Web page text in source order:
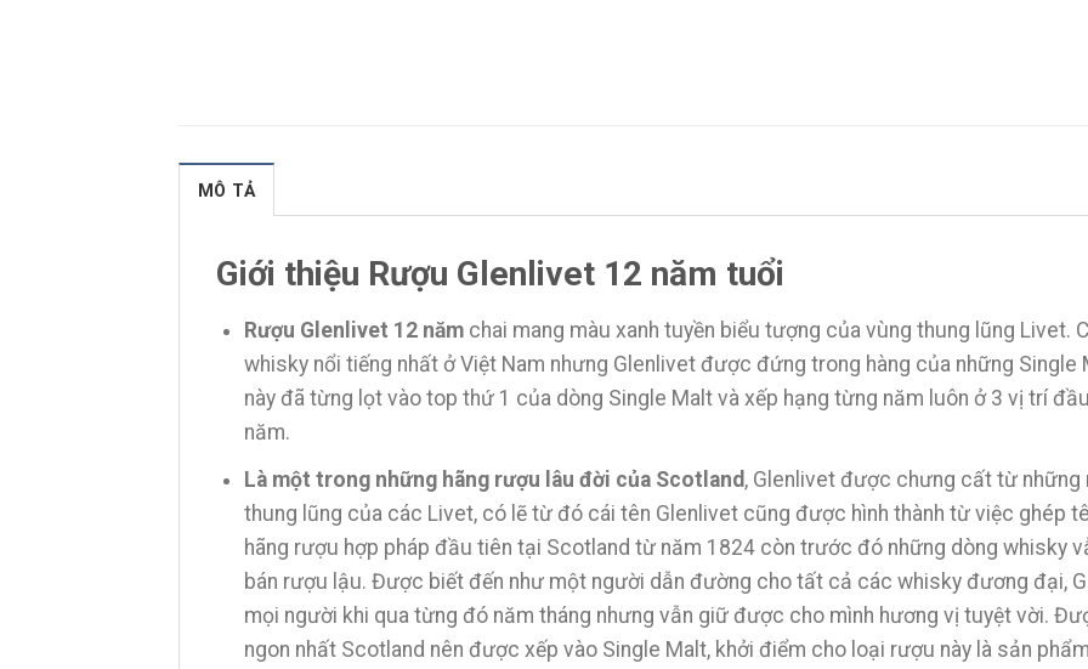
MÔ TẢ
Giới thiệu Rượu Glenlivet 12 năm tuổi
Rượu Glenlivet 12 nămchai mang màu xanh tuyền biểu tượng của vùng thung lũng Livet.
whisky nổi tiếng nhất ở Việt Nam nhưng Glenlivet được đứng trong hàng của những Single
này đã từng lọt vào top thứ 1 của dòng Single Malt và xếp hạng từng năm luôn ở 3 vị trí
năm.
Là một trong những hãng rượu lâu đời của Scotland , Glenlivet được chưng cất từ
thung lũng của các Livet, có lẽ từ đó cái tên Glenlivet cũng được hình thành từ việc ghép
hãng rượu hợp pháp đầu tiên tại Scotland từ năm 1824 còn trước đó những dòng whisky
bán rượu lậu. Được biết đến như một người dẫn đường cho tất cả các whisky đương đại,
mọi người khi qua từng đó năm tháng nhưng vẫn giữ được cho mình hương vị tuyệt vời.
ngon nhất Scotland nên được xếp vào Single Malt, khởi điểm cho loại rượu này là sản